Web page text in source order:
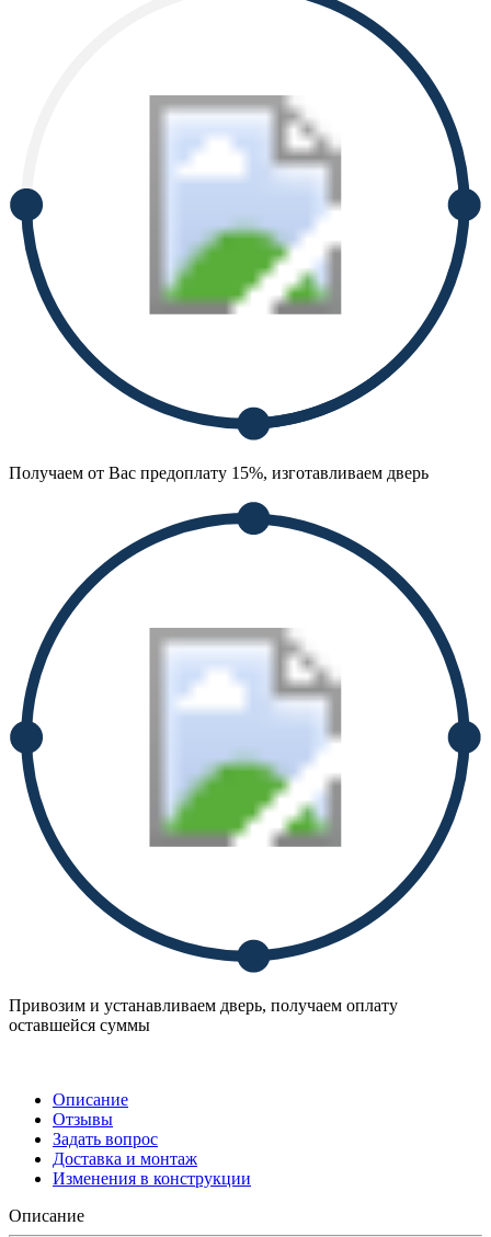
Получаем от Вас предоплату 15%, изготавливаем дверь
Привозим и устанавливаем дверь, получаем оплату
оставшейся суммы
Описание
Отзывы
Задать вопрос
Доставка и монтаж
Изменения в конструкции
Описание